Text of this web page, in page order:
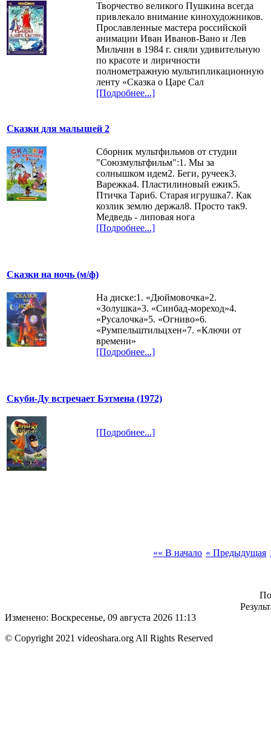
Творчество великого Пушкина всегда
привлекало внимание кинохудожников.
Прославленные мастера российской
анимации Иван Иванов-Вано и Лев
Мильчин в 1984 г. сняли удивительную
по красоте и лиричности
полнометражную мультипликационную
ленту «Сказка о Царе Сал
[Подробнее...]
Сказки для малышей 2
Сборник мультфильмов от студии
"Союзмультфильм":1. Мы за
солнышком идем2. Беги, ручеек3.
Варежка4. Пластилиновый ежик5.
Птичка Тари6. Старая игрушка7. Как
козлик землю держал8. Просто так9.
Медведь - липовая нога
[Подробнее...]
Сказки на ночь (м/ф)
На диске:1. «Дюймовочка»2.
«Золушка»3. «Синбад-мореход»4.
«Русалочка»5. «Огниво»6.
«Румпельштильцхен»7. «Ключи от
времени»
[Подробнее...]
Скуби-Ду встречает Бэтмена (1972)
[Подробнее...]
«« В начало « Предыдущая
Изменено: Воскресенье, 09 августа 2026 11:13
© Copyright 2021 videoshara.org All Rights Reserved